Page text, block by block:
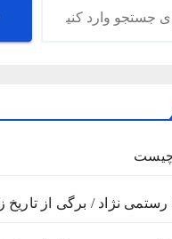
چیست
نژاد / برگی از تاریخ